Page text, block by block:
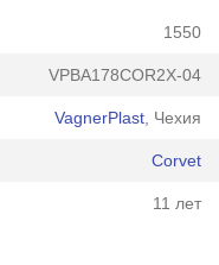
1550
VPBA178COR2X-04
VagnerPlast , Чехия
Corvet
11 лет